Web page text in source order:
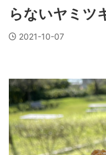
らないヤミツ
2021-10-07